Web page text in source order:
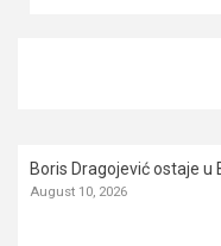
Boris Dragojević ostaje u
August 10, 2026